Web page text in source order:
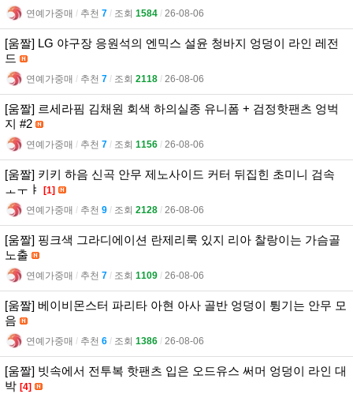
연예가중매 l 추천 7 l 조회 1584 l 26-08-06
[움짤] LG 야구장 응원석의 엔믹스 설윤 청바지 엉덩이 라인 레전
드
연예가중매 l 추천 7 l 조회 2118 l 26-08-06
[움짤] 르세라핌 김채원 회색 하의실종 유니폼 + 검정핫팬츠 엉벅
지 #2
연예가중매 l 추천 7 l 조회 1156 l 26-08-06
[움짤] 키키 하음 신곡 안무 제노사이드 커터 뒤집힌 초미니 검속
ㅗㅜㅑ
[1]
연예가중매 l 추천 9 l 조회 2128 l 26-08-06
[움짤] 핑크색 그라디에이션 란제리룩 있지 리아 찰랑이는 가슴골
노출
연예가중매 l 추천 7 l 조회 1109 l 26-08-06
[움짤] 베이비몬스터 파리타 아현 아사 골반 엉덩이 튕기는 안무 모
음
연예가중매 l 추천 6 l 조회 1386 l 26-08-06
[움짤] 빗속에서 전투복 핫팬츠 입은 오드유스 써머 엉덩이 라인 대
박 [4]